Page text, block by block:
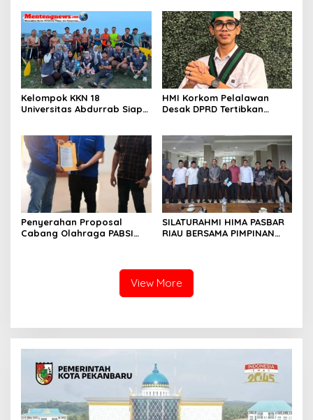
Ajang “Kumpul Kebo”.
Kelompok KKN 18
Universitas Abdurrab Siap
Masyarakat Desa Pulau
Deras
HMI Korkom Pelalawan
Desak DPRD Tertibkan
Penyerahan Proposal
Cabang Olahraga PABSI
SILATURAHMI HIMA PASBAR
RIAU BERSAMA PIMPINAN
View More